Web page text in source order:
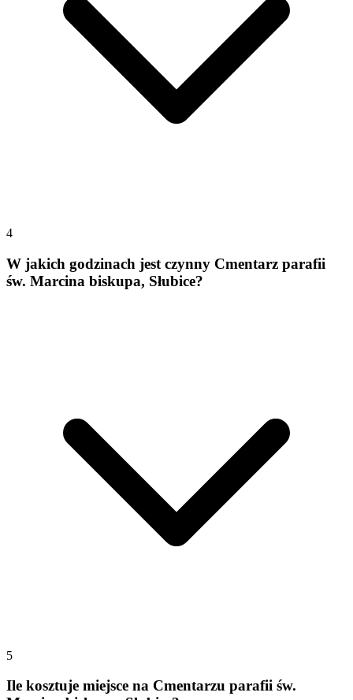
4
W jakich godzinach jest czynny Cmentarz parafii
św. Marcina biskupa, Słubice?
5
Ile kosztuje miejsce na Cmentarzu parafii św.